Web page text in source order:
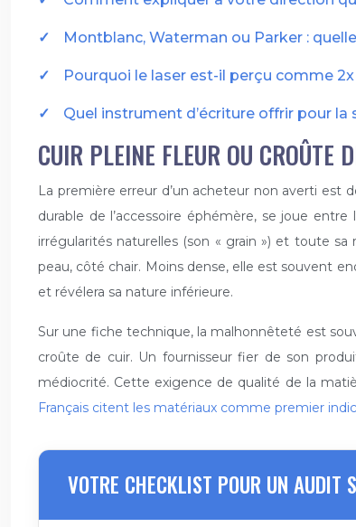
Montblanc, Waterman ou Parker :
Pourquoi le laser est-il perçu comme
Quel instrument d’écriture offrir pour la
CUIR PLEINE FLEUR OU CROÛTE
La première erreur d’un acheteur non averti est
durable de l’accessoire éphémère, se joue entre
irrégularités naturelles (son « grain ») et toute
peau, côté chair. Moins dense, elle est souvent
et révélera sa nature inférieure.
Sur une fiche technique, la malhonnêteté est
croûte de cuir. Un fournisseur fier de son
médiocrité. Cette exigence de qualité de la
Français citent les matériaux comme premier
VOTRE CHECKLIST POUR UN AUDIT